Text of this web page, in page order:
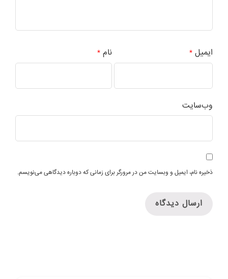
نام * ایمیل*
وب‌سایت
ذخیره نام، ایمیل و وبسایت من در مرورگر برای زمانی که دوباره دیدگاهی می‌نویسم.